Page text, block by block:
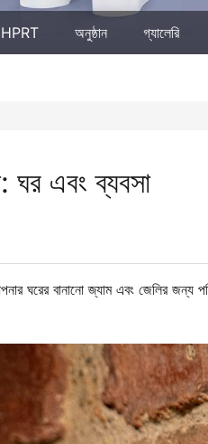
অনুষ্ঠান গ্যালেরি
ঘর এবং ব্যবসা
বানানো জ্যাম এবং জেলির জন্য